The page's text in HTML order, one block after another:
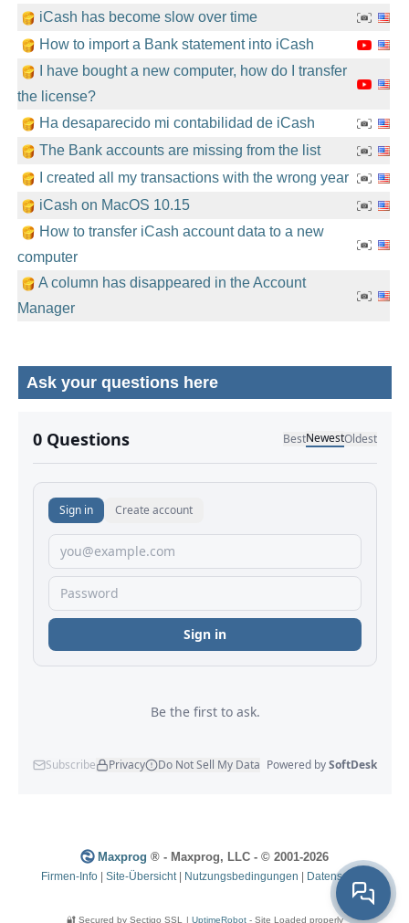
iCash has become slow over time
How to import a Bank statement into iCash
I have bought a new computer, how do I transfer
the license?
Ha desaparecido mi contabilidad de iCash
The Bank accounts are missing from the list
I created all my transactions with the wrong year
iCash on MacOS 10.15
How to transfer iCash account data to a new
computer
A column has disappeared in the Account
Manager
Ask your questions here
No comments yet.
Maxprog ® - Maxprog, LLC - © 2001-2026
Firmen-Info| Site-Übersicht| Nutzungsbedingungen Datenschutz
🔐 Secured by Sectigo SSL | UptimeRobot- Site Loaded properly